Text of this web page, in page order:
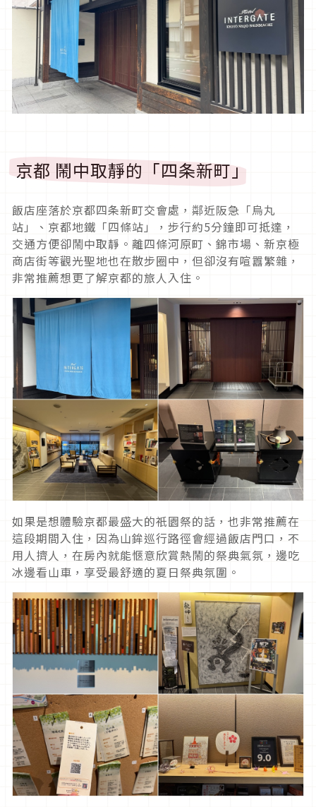
京都 鬧中取靜的「四条新町」
飯店座落於京都四条新町交會處，鄰近阪急「烏丸
站」、京都地鐵「四條站」，步行約5分鐘即可抵達，
交通方便卻鬧中取靜。離四條河原町、錦市場、新京極
商店街等觀光聖地也在散步圈中，但卻沒有喧囂繁雜，
非常推薦想更了解京都的旅人入住。
如果是想體驗京都最盛大的祇園祭的話，也非常推薦在
這段期間入住，因為山鉾巡行路徑會經過飯店門口，不
用人擠人，在房內就能愜意欣賞熱鬧的祭典氣氛，邊吃
冰邊看山車，享受最舒適的夏日祭典氛圍。